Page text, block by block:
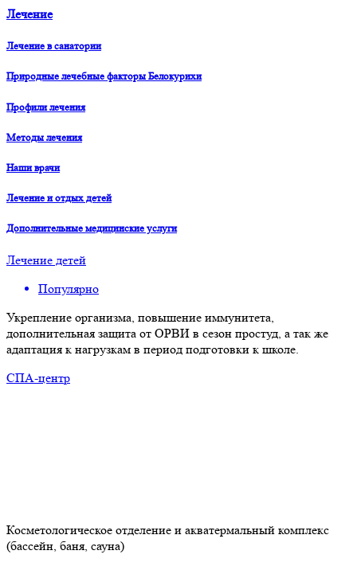
Лечение
Лечение в санатории
Природные лечебные факторы Белокурихи
Профили лечения
Методы лечения
Наши врачи
Лечение и отдых детей
Дополнительные медицинские услуги
Лечение детей
Популярно
Укрепление организма, повышение иммунитета,
дополнительная защита от ОРВИ в сезон простуд, а так же
адаптация к нагрузкам в период подготовки к школе.
СПА-центр
Косметологическое отделение и акватермальный комплекс
(бассейн, баня, сауна)